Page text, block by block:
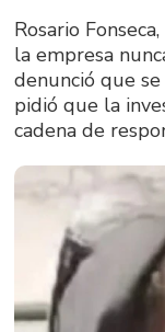
Rosario
la empresa
denunció que
pidió que la
cadena de